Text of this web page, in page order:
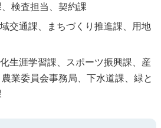
検査担当、契約課
交通課、まちづくり推進課、用地
生涯学習課、スポーツ振興課、産
業委員会事務局、下水道課、緑と